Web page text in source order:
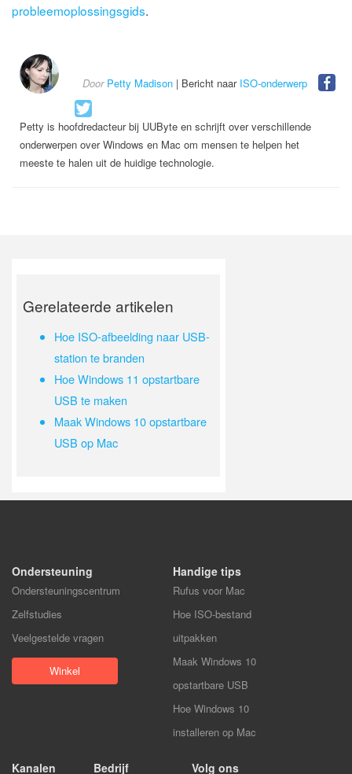
probleemoplossingsgids.
Door Petty Madison | Bericht naar ISO-onderwerp
Petty is hoofdredacteur bij UUByte en schrijft over verschillende
onderwerpen over Windows en Mac om mensen te helpen het
meeste te halen uit de huidige technologie.
Gerelateerde artikelen
Hoe ISO-afbeelding naar USB-
station te branden
Hoe Windows 11 opstartbare
USB te maken
Maak Windows 10 opstartbare
USB op Mac
Ondersteuning
Ondersteuningscentrum
Zelfstudies
Veelgestelde vragen
Winkel
Handige tips
Rufus voor Mac
Hoe ISO-bestand
uitpakken
Maak Windows 10
opstartbare USB
Hoe Windows 10
installeren op Mac
Kanalen Bedrijf Volg ons